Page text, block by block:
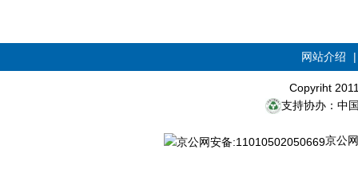
网站介绍
Copyriht
支持协办：中
京公